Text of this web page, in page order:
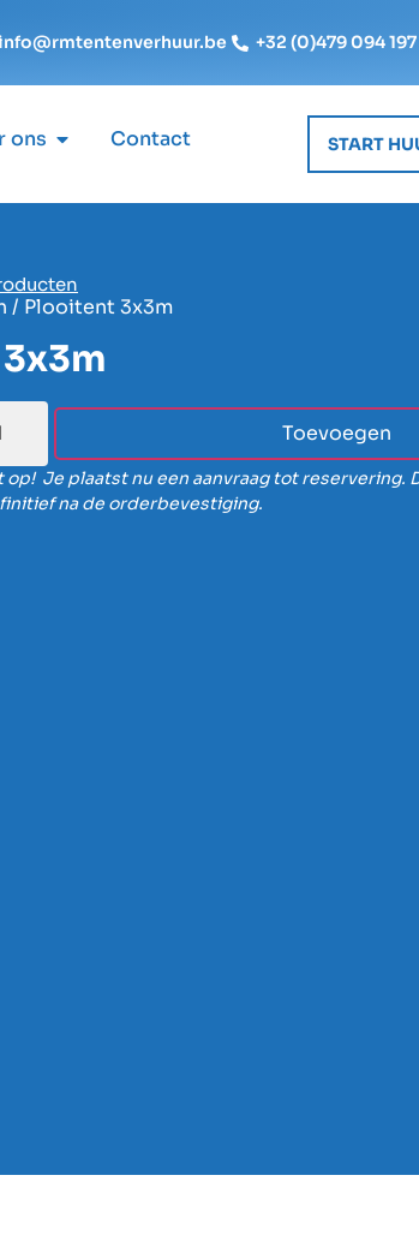
+32 (0)479 094 197
ons Contact START
/ Plooitent 3x3m
Toevoegen
op! Je plaatst nu een aanvraag tot reservering.
na de orderbevestiging.